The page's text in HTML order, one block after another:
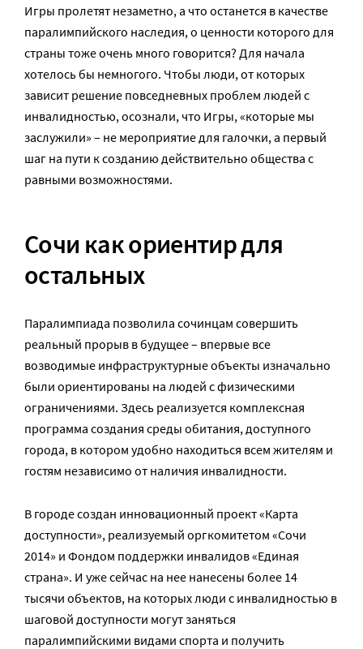
Игры пролетят незаметно, а что останется в качестве
паралимпийского наследия, о ценности которого для
страны тоже очень много говорится? Для начала
хотелось бы немногого. Чтобы люди, от которых
зависит решение повседневных проблем людей с
инвалидностью, осознали, что Игры, «которые мы
заслужили» – не мероприятие для галочки, а первый
шаг на пути к созданию действительно общества с
равными возможностями.
Сочи как ориентир для
остальных
Паралимпиада позволила сочинцам совершить
реальный прорыв в будущее – впервые все
возводимые инфраструктурные объекты изначально
были ориентированы на людей с физическими
ограничениями. Здесь реализуется комплексная
программа создания среды обитания, доступного
города, в котором удобно находиться всем жителям и
гостям независимо от наличия инвалидности.
В городе создан инновационный проект «Карта
доступности», реализуемый оргкомитетом «Сочи
2014» и Фондом поддержки инвалидов «Единая
страна». И уже сейчас на нее нанесены более 14
тысячи объектов, на которых люди с инвалидностью в
шаговой доступности могут заняться
паралимпийскими видами спорта и получить